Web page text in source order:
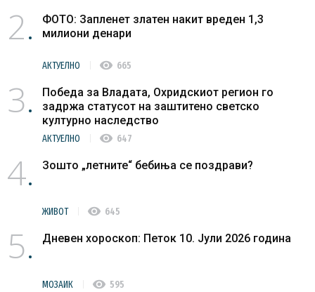
2
ФОТО: Запленет златен накит вреден 1,3
милиони денари
АКТУЕЛНО visibility 665
3
Победа за Владата, Охридскиот регион го
задржа статусот на заштитено светско
културно наследство
АКТУЕЛНО visibility 647
4 Зошто „летните“ бебиња се поздрави?
ЖИВОТ visibility 645
5 Дневен хороскоп: Петок 10. Јули 2026 година
МОЗАИК visibility 595